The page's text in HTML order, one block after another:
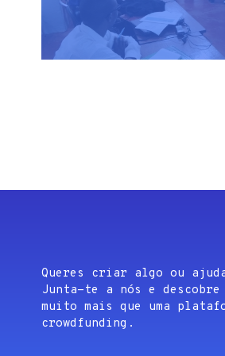
Queres criar algo ou
Junta-te a nós e descobre
muito mais que uma
crowdfunding.